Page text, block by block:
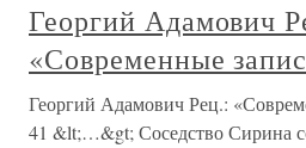
Георгий Адамович
«Современные
Георгий Адамович Рец.:
41 &lt;…&gt; Соседство Сирина